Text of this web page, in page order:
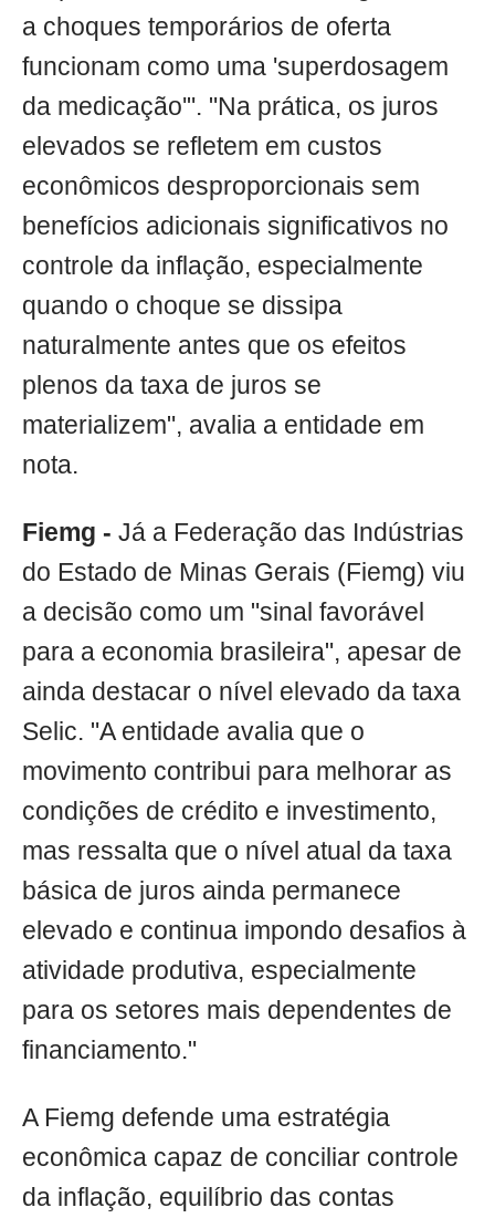
a choques temporários de oferta
funcionam como uma 'superdosagem
da medicação'". "Na prática, os juros
elevados se refletem em custos
econômicos desproporcionais sem
benefícios adicionais significativos no
controle da inflação, especialmente
quando o choque se dissipa
naturalmente antes que os efeitos
plenos da taxa de juros se
materializem", avalia a entidade em
nota.
Fiemg - Já a Federação das Indústrias
do Estado de Minas Gerais (Fiemg) viu
a decisão como um "sinal favorável
para a economia brasileira", apesar de
ainda destacar o nível elevado da taxa
Selic. "A entidade avalia que o
movimento contribui para melhorar as
condições de crédito e investimento,
mas ressalta que o nível atual da taxa
básica de juros ainda permanece
elevado e continua impondo desafios à
atividade produtiva, especialmente
para os setores mais dependentes de
financiamento."
A Fiemg defende uma estratégia
econômica capaz de conciliar controle
da inflação, equilíbrio das contas